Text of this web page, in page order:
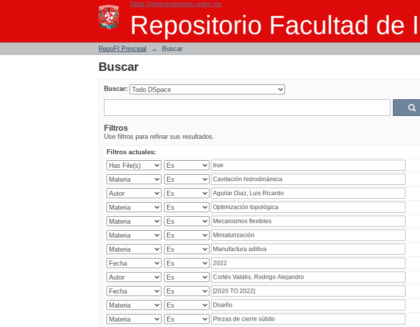
https://www.ingenieria.unam.mx
Repositorio Facultad de
Buscar
RepoFI Principal → Buscar
Buscar
Buscar:
Filtros
Use filtros para refinar sus resultados.
Filtros actuales: